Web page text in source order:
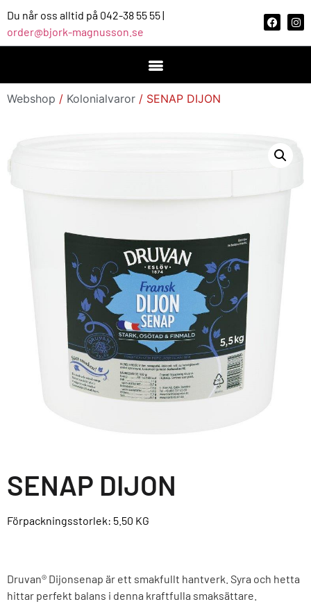
Du når oss alltid på 042-38 55 55 |
order@bjork-magnusson.se
Webshop / Kolonialvaror / SENAP DIJON
SENAP DIJON
Förpackningsstorlek: 5.50 KG
Druvan® Dijonsenap är ett smakfullt hantverk. Syra och hetta
hittar perfekt balans i denna kraftfulla smaksättare.